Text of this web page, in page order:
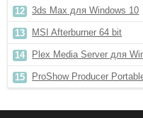
3ds Max для Windows 10
MSI Afterburner 64 bit
Plex Media Server для
ProShow Producer